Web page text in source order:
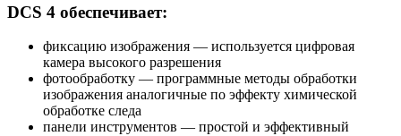
DCS 4 обеспечивает:
фиксацию изображения — используется цифровая
камера высокого разрешения
фотообработку — программные методы обработки
изображения аналогичные по эффекту химической
обработке следа
панели инструментов — простой и эффективный